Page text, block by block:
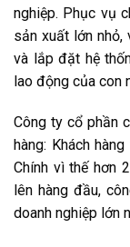
nghiệp. Phục vụ
sản xuất lớn nhỏ,
và lắp đặt hệ
lao động của con
Công ty cổ phần
hàng: Khách
Chính vì thế hơn
lên hàng đầu,
doanh nghiệp lớn